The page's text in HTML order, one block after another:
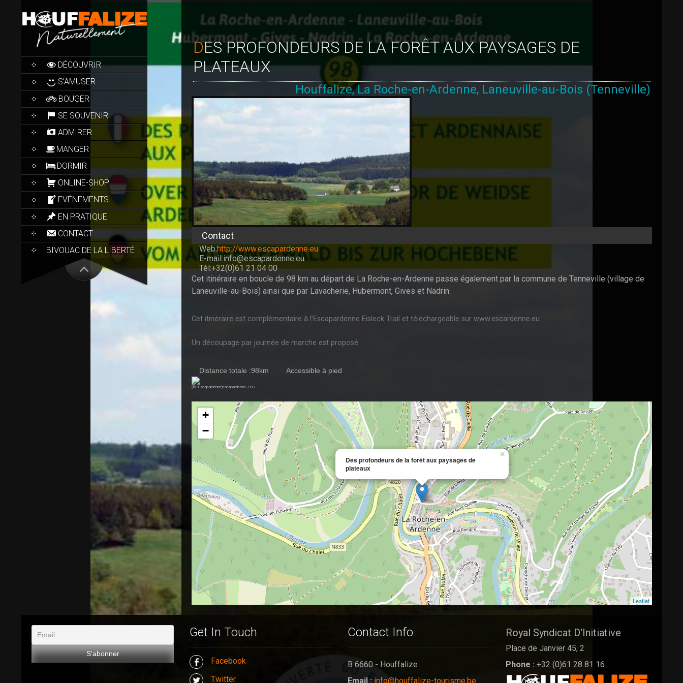
SKIP
CONTENT
DÉCOUVRIR
S’AMUSER
BOUGER
SE SOUVENIR
ADMIRER
MANGER
DORMIR
ONLINE-SHOP
EVÉNEMENTS
EN PRATIQUE
CONTACT
BIVOUAC DE LA LIBERTÉ
DES PROFONDEURS DE LA FORÊT AUX PAYSAGES DE
PLATEAUX
Houffalize, La Roche-en-Ardenne, Laneuville-au-Bois (Tenneville)
Contact
Web:http://www.escapardenne.eu
E-mail:info@escapardenne.eu
Tél:+32(0)61 21 04 00
Cet itinéraire en boucle de 98 km au départ de La Roche-en-Ardenne passe également par la commune de Tenneville (village de
Laneuville-au-Bois) ainsi que par Lavacherie, Hubermont, Gives et Nadrin.
Cet itinéraire est complémentaire à l’Escapardenne Eisleck Trail et téléchargeable sur www.escardenne.eu
Un découpage par journée de marche est proposé.
Distance totale :98km Accessible à pied
(© :Escapardenne)escapardenne.JPG
Des profondeurs de la forêt aux paysages de
plateaux
×
+
−
Leaflet
Get In Touch
Facebook
Twitter
Contact Info Royal Syndicat D'Initiative
Place de Janvier 45, 2
B 6660 - Houffalize
Phone : +32 (0)61 28 81 16
Email : info@houffalize-tourisme.be